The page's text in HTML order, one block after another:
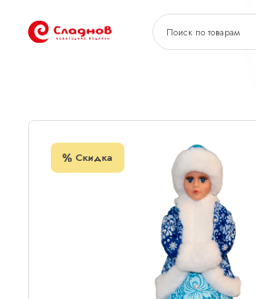
КАТАЛОГ ПОДАРКОВ
ПОДОБРАТЬ ПОДАРКИ
ДОСТАВКА И ОПЛАТА
Скидка